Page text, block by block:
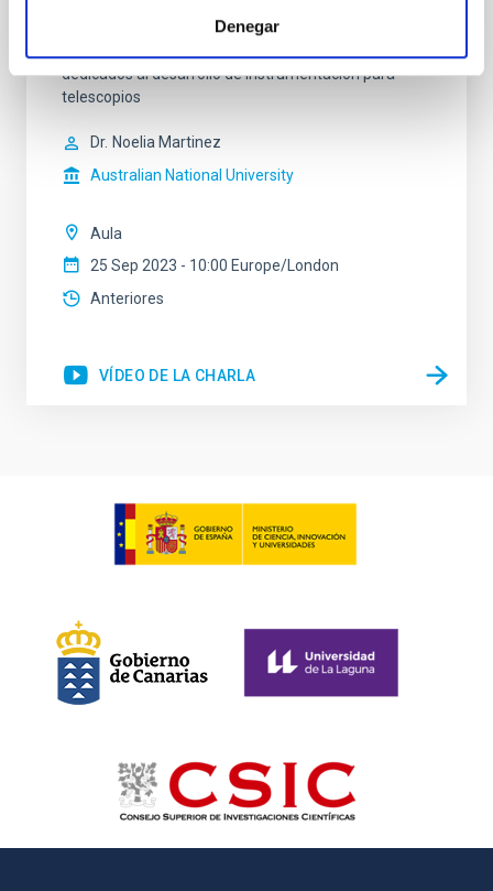
Denegar
alrededor de 50 ingenieros e investigadores, tanto de
dedicados al desarrollo de instrumentación para
telescopios
Dr. Noelia Martinez
Australian National University
Aula
25 Sep 2023 - 10:00 Europe/London
Anteriores
VÍDEO DE LA CHARLA